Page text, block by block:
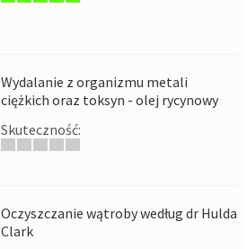
Wydalanie z organizmu metali
ciężkich oraz toksyn - olej rycynowy
Skuteczność:
Oczyszczanie wątroby według dr Hulda
Clark